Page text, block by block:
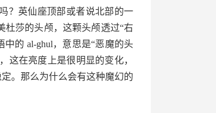
？英仙座顶部或者说北部的一
杜莎的头颅，这颗头颅透过“右
的 al-ghul，意思是“恶魔的头
这在亮度上是很明显的变化，
。那么为什么会有这种魔幻的